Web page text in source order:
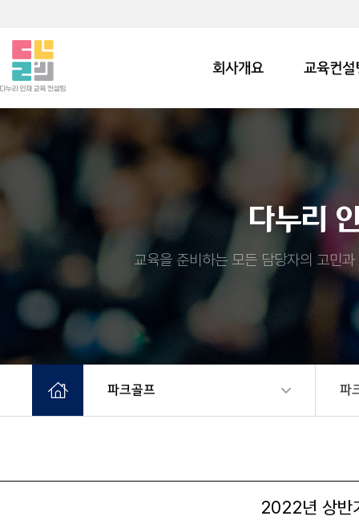
회사개요 교육컨설
다누리
교육을 준비하는 모든 담당자의 고민
파크골프 파
2022년 상반